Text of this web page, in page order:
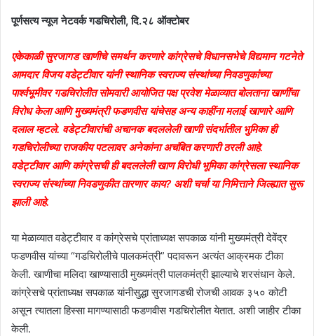
n
a
n
e
m
a
i
पूर्णसत्य न्यूज नेटवर्क गडचिरोली, दि.२८ ऑक्टोबर
एकेकाळी सुरजागड खाणीचे समर्थन करणारे कांग्रेसचे विधानसभेचे विद्यमान गटनेते
आमदार विजय वडेट्टीवार यांनी स्थानिक स्वराज्य संस्थांच्या निवडणुकांच्या
पार्श्वभूमीवर गडचिरोलीत सोमवारी आयोजित पक्ष प्रवेश मेळाव्यात बोलताना खाणींचा
विरोध केला आणि मुख्यमंत्री फडणवीस यांचेसह अन्य काहींना मलाई खाणारे आणि
दलाल म्हटले. वडेट्टीवारांची अचानक बदललेली खाणी संदर्भातील भुमिका ही
गडचिरोलीच्या राजकीय पटलावर अनेकांना अचंबित करणारी ठरली आहे.
वडेट्टीवार आणि कांग्रेसची ही बदललेली खाण विरोधी भूमिका कांग्रेसला स्थानिक
स्वराज्य संस्थांच्या निवडणुकीत तारणार काय? अशी चर्चा या निमित्ताने जिल्ह्यात सुरू
झाली आहे.
या मेळाव्यात वडेट्टीवार व कांग्रेसचे प्रांताध्यक्ष सपकाळ यांनी मुख्यमंत्री देवेंद्र
फडणवीस यांच्या “गडचिरोलीचे पालकमंत्री” पदावरून अत्यंत आक्रमक टीका
केली. खाणीचा मलिदा खाण्यासाठी मुख्यमंत्री पालकमंत्री झाल्याचे शरसंधान केले.
कांग्रेसचे प्रांताध्यक्ष सपकाळ यांनीसुद्धा सुरजागडची रोजची आवक ३५० कोटी
असून त्यातला हिस्सा मागण्यासाठी फडणवीस गडचिरोलीत येतात. अशी जाहीर टीका
केली.